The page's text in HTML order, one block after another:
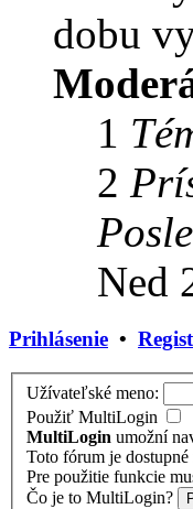
dobu
1
2
Ned
Prihlásenie •
Užívateľské meno:
Použiť MultiLogin
MultiLogin umožní
Toto fórum je dostupné
Pre použitie funkcie
Čo je to MultiLogin?